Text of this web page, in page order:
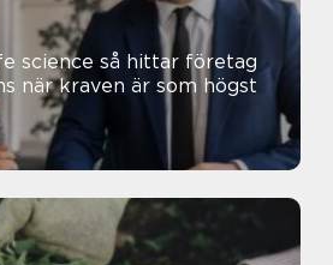
hittar företag
när kraven är som högst